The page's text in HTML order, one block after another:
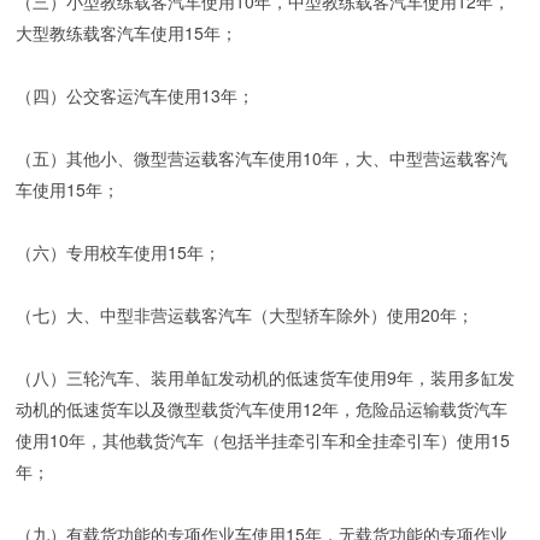
大型教练载客汽车使用15年；
（四）公交客运汽车使用13年；
（五）其他小、微型营运载客汽车使用10年，大、中型营运载客汽
车使用15年；
（六）专用校车使用15年；
（七）大、中型非营运载客汽车（大型轿车除外）使用20年；
（八）三轮汽车、装用单缸发动机的低速货车使用9年，装用多缸发
动机的低速货车以及微型载货汽车使用12年，危险品运输载货汽车
使用10年，其他载货汽车（包括半挂牵引车和全挂牵引车）使用15
年；
（九）有载货功能的专项作业车使用15年，无载货功能的专项作业